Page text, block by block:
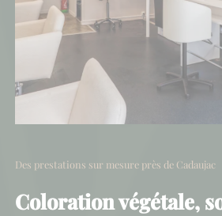
Des prestations sur mesure près de Cadaujac
Coloration végétale,